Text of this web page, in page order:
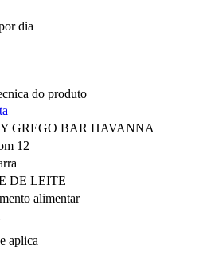
dia
do produto
GREGO BAR HAVANNA
12
DE LEITE
alimentar
aplica